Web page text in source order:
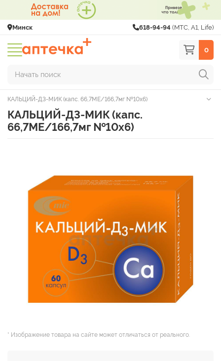
Минск 618-94-94 (МТС, A1, Life)
0
Начать поиск
КАЛЬЦИЙ-Д3-МИК (капс. 66,7МЕ/166,7мг №10х6)
КАЛЬЦИЙ-Д3-МИК (капс.
66,7МЕ/166,7мг №10х6)
* Изображение товара на сайте может отличаться от реального.